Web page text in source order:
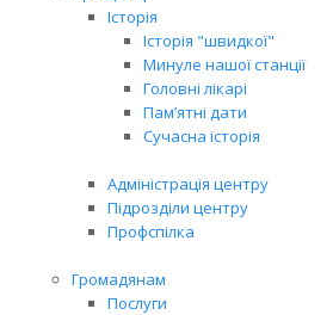
Історія
Історія "швидкої"
Минуле нашої станції
Головні лікарі
Пам’ятні дати
Сучасна історія
Адміністрація центру
Підрозділи центру
Профспілка
Громадянам
Послуги